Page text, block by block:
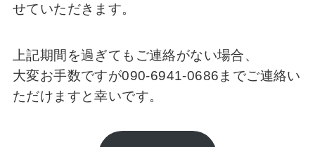
せていただきます。
上記期間を過ぎてもご連絡がない場合、
大変お手数ですが090-6941-0686までご連絡い
ただけますと幸いです。